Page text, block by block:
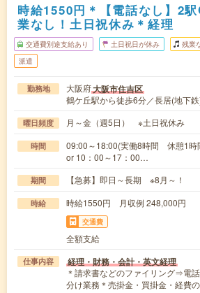
時給1550円＊【電話なし】2
業なし！土日祝休み＊経理
交通費別途支給あり 土日祝日が休み 残業
派遣
勤務地 大阪府大阪市住吉区
鶴ケ丘駅から徒歩6分／長居(地下
曜日頻度 月～金（週5日） ※土日祝休み
時間
09:00～18:00(実働8時間 休憩1
or 10：00～17：00…
期間 【急募】即日～長期 ※8月～！
時給 時給1550円 月収例 248,000円
交通費
全額支給
仕事内容 経理・財務・会計・英文経理
＊請求書などのファイリング⇒電
分け業務＊売掛金・買掛金・経費